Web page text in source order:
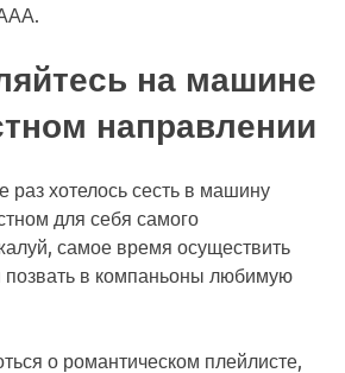
на машине
направлении
раз хотелось сесть в машину
для себя самого
самое время осуществить
в компаньоны любимую
о романтическом плейлисте,